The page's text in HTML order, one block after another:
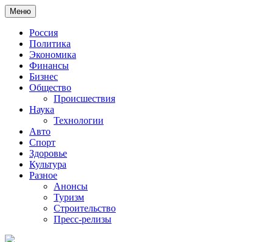
Меню
Россия
Политика
Экономика
Финансы
Бизнес
Общество
Происшествия
Наука
Технологии
Авто
Спорт
Здоровье
Культура
Разное
Анонсы
Туризм
Строительство
Пресс-релизы